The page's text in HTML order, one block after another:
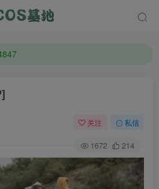
：772334847
天佳》，实时查看最新站点。
关注 私信
1672 214